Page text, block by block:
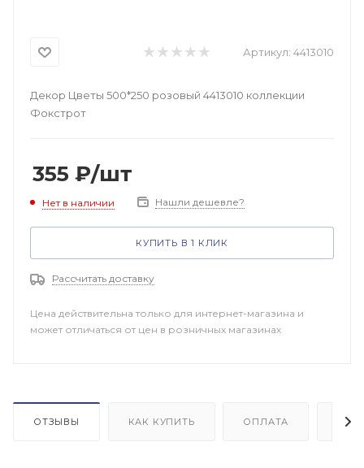
Артикул: 4413010
Декор Цветы 500*250 розовый 4413010 коллекции
Фокстрот
355 ₽/шт
Нет в наличии Нашли дешевле?
КУПИТЬ В 1 КЛИК
Рассчитать доставку
Цена действительна только для интернет-магазина и
может отличаться от цен в розничных магазинах
ОТЗЫВЫ КАК КУПИТЬ ОПЛАТА